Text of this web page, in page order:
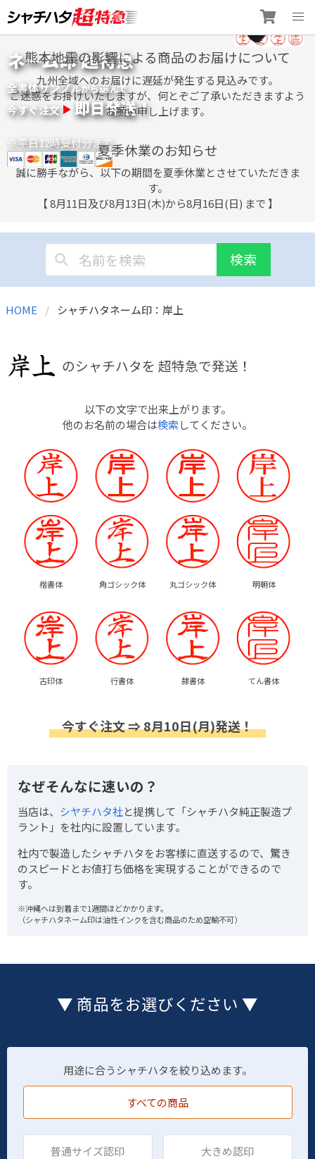
to
content
ネーム印 超特急
全書体サンプルから選んで
今すぐ注文 即日発送！
※平日12時受付分まで
熊本地震の影響による商品のお届けについて
九州全域へのお届けに遅延が発生する見込みです。
ご迷惑をお掛けいたしますが、何とぞご了承いただきますよう
お願い申し上げます。
夏季休業のお知らせ
誠に勝手ながら、以下の期間を夏季休業とさせていただきま
す。
【 8月11日及び8月13日(木)から8月16日(日) まで 】
検索
HOME シャチハタネーム印：岸上
のシャチハタを 超特急で発送！
以下の文字で出来上がります。
他のお名前の場合は検索してください。
楷書体 角ゴシック体 丸ゴシック体 明朝体
古印体 行書体 隷書体 てん書体
今すぐ注文 ⇒ 8月10日(月)発送！
なぜそんなに速いの？
当店は、 シヤチハタ社と提携して「シャチハタ純正製造プ
ラント」を社内に設置しています。
社内で製造したシャチハタをお客様に直送するので、驚き
のスピードとお値打ち価格を実現することができるので
す。
※沖縄へは到着まで1週間ほどかかります。
（シャチハタネーム印は油性インクを含む商品のため空輸不可）
▼ 商品をお選びください ▼
用途に合うシャチハタを絞り込めます。
すべての商品
普通サイズ認印 大きめ認印